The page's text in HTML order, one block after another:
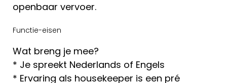
openbaar vervoer.
Functie-eisen
Wat breng je mee?
* Je spreekt Nederlands of Engels
* Ervaring als housekeeper is een pré